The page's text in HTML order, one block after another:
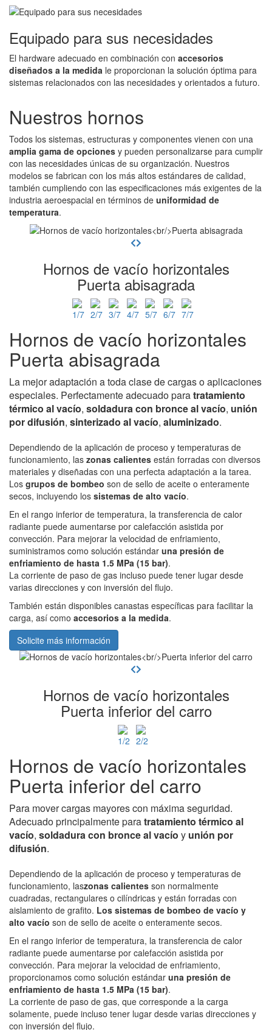
Equipado para sus necesidades
El hardware adecuado en combinación con accesorios
diseñados a la medida le proporcionan la solución óptima para
sistemas relacionados con las necesidades y orientados a futuro.
Nuestros hornos
Todos los sistemas, estructuras y componentes vienen con una
amplia gama de opciones y pueden personalizarse para cumplir
con las necesidades únicas de su organización. Nuestros
modelos se fabrican con los más altos estándares de calidad,
también cumpliendo con las especificaciones más exigentes de la
industria aeroespacial en términos de uniformidad de
temperatura.
Hornos de vacío horizontales
Puerta abisagrada
Hornos de vacío horizontales
Puerta abisagrada
La mejor adaptación a toda clase de cargas o aplicaciones
especiales. Perfectamente adecuado paratratamiento
térmico al vacío, soldadura con bronce al vacío, unión
por difusión, sinterizado al vacío, aluminizado.
Dependiendo de la aplicación de proceso y temperaturas de
funcionamiento, las zonas calientes están forradas con diversos
materiales y diseñadas con una perfecta adaptación a la tarea.
Los grupos de bombeo son de sello de aceite o enteramente
secos, incluyendo los sistemas de alto vacío.
En el rango inferior de temperatura, la transferencia de calor
radiante puede aumentarse por calefacción asistida por
convección. Para mejorar la velocidad de enfriamiento,
suministramos como solución estándar una presión de
enfriamiento de hasta 1.5 MPa (15 bar).
La corriente de paso de gas incluso puede tener lugar desde
varias direcciones y con inversión del flujo.
También están disponibles canastas específicas para facilitar la
carga, así como accesorios a la medida.
Solicite más información
Hornos de vacío horizontales
Puerta inferior del carro
Hornos de vacío horizontales
Puerta inferior del carro
Para mover cargas mayores con máxima seguridad.
Adecuado principalmente paratratamiento térmico al
vacío, soldadura con bronce al vacío y unión por
difusión.
Dependiendo de la aplicación de proceso y temperaturas de
funcionamiento, laszonas calientes son normalmente
cuadradas, rectangulares o cilíndricas y están forradas con
aislamiento de grafito. Los sistemas de bombeo de vacío y
alto vacío son de sello de aceite o enteramente secos.
En el rango inferior de temperatura, la transferencia de calor
radiante puede aumentarse por calefacción asistida por
convección. Para mejorar la velocidad de enfriamiento,
proporcionamos como solución estándar una presión de
enfriamiento de hasta 1.5 MPa (15 bar).
La corriente de paso de gas, que corresponde a la carga
solamente, puede incluso tener lugar desde varias direcciones y
con inversión del flujo.